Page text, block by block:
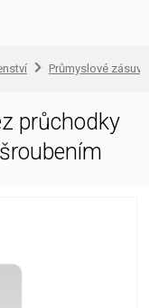
Průmyslové
průchodky